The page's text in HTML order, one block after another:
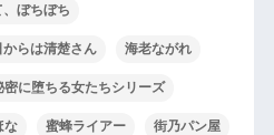
ぼちぼち
からは清楚さん 海老ながれ
密に堕ちる女たちシリーズ
な 蜜蜂ライアー 街乃パン屋